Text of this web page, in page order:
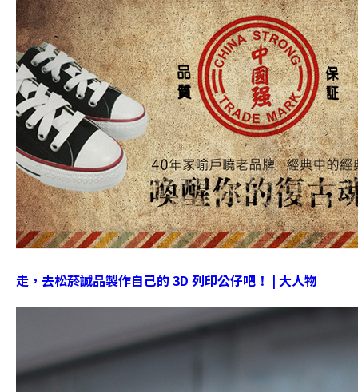
走，去松菸誠品製作自己的 3D 列印公仔吧！ | 大人物